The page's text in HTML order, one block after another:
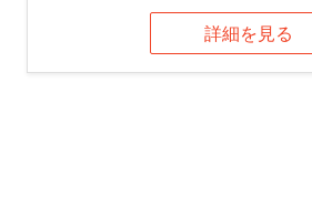
詳細を見る